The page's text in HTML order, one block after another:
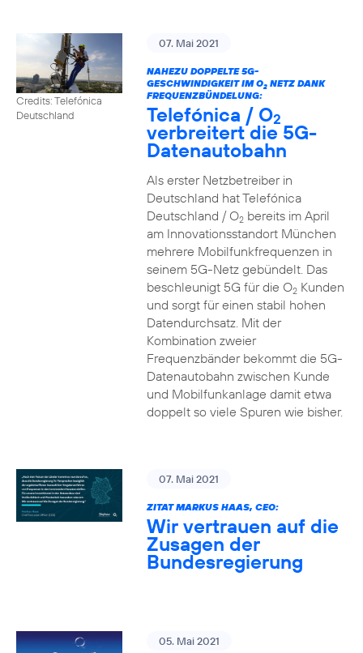
Credits: Telefónica
Deutschland
07. Mai 2021
NAHEZU DOPPELTE 5G-
GESCHWINDIGKEIT IM O2NETZ DANK
FREQUENZBÜNDELUNG:
Telefónica / O2
verbreitert die 5G-
Datenautobahn
Als erster Netzbetreiber in
Deutschland hat Telefónica
Deutschland / O2bereits im April
am Innovationsstandort München
mehrere Mobilfunkfrequenzen in
seinem 5G-Netz gebündelt. Das
beschleunigt 5G für die O2Kunden
und sorgt für einen stabil hohen
Datendurchsatz. Mit der
Kombination zweier
Frequenzbänder bekommt die 5G-
Datenautobahn zwischen Kunde
und Mobilfunkanlage damit etwa
doppelt so viele Spuren wie bisher.
07. Mai 2021
ZITAT MARKUS HAAS, CEO:
Wir vertrauen auf die
Zusagen der
Bundesregierung
05. Mai 2021